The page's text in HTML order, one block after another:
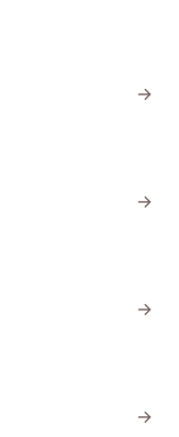
→
→
→
→